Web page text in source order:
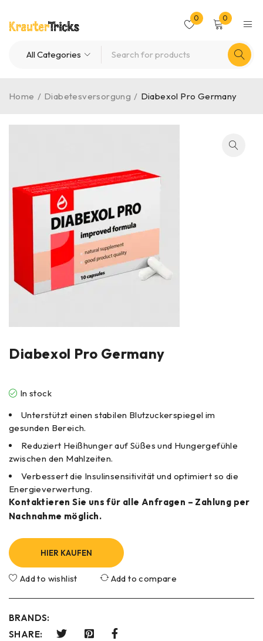
0 0
Home / Diabetesversorgung / Diabexol Pro Germany
Diabexol Pro Germany
In stock
Unterstützt einen stabilen Blutzuckerspiegel im
gesunden Bereich.
Reduziert Heißhunger auf Süßes und Hungergefühle
zwischen den Mahlzeiten.
Verbessert die Insulinsensitivität und optimiert so die
Energieverwertung.
Kontaktieren Sie uns für alle Anfragen – Zahlung per
Nachnahme möglich.
HIER KAUFEN
Add to wishlist Add to compare
BRANDS:
SHARE: